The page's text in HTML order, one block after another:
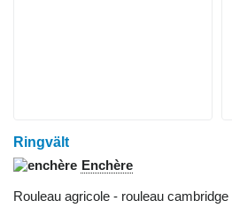
Ringvält
Enchère
Rouleau agricole - rouleau cambridge